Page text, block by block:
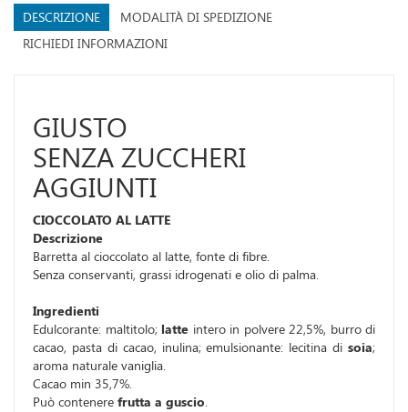
DESCRIZIONE
MODALITÀ DI SPEDIZIONE
RICHIEDI INFORMAZIONI
GIUSTO
SENZA ZUCCHERI
AGGIUNTI
CIOCCOLATO AL LATTE
Descrizione
Barretta al cioccolato al latte, fonte di fibre.
Senza conservanti, grassi idrogenati e olio di palma.
Ingredienti
Edulcorante: maltitolo; latte intero in polvere 22,5%, burro di
cacao, pasta di cacao, inulina; emulsionante: lecitina di soia;
aroma naturale vaniglia.
Cacao min 35,7%.
Può contenere frutta a guscio.